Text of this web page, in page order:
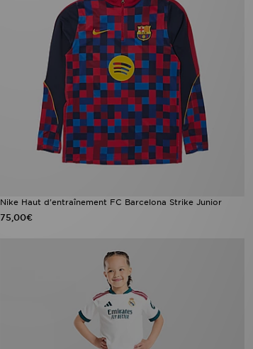
Nike Haut d'entraînement FC Barcelona Strike Junior
75,00€